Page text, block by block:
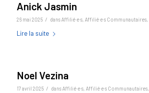
Anick Jasmin
26 mai 2025 / dans Affilié·e·s, Affilié·e·s Communautaires,
Lire la suite
Noel Vezina
17 avril 2025 / dans Affilié·e·s, Affilié·e·s Communautaires,